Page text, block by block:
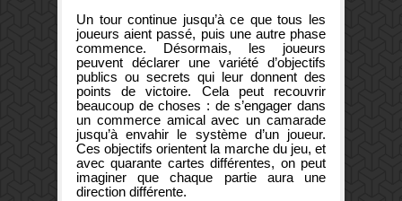
Un tour continue jusqu’à ce que tous les
joueurs aient passé, puis une autre phase
commence. Désormais, les joueurs
peuvent déclarer une variété d’objectifs
publics ou secrets qui leur donnent des
points de victoire. Cela peut recouvrir
beaucoup de choses : de s’engager dans
un commerce amical avec un camarade
jusqu’à envahir le système d’un joueur.
Ces objectifs orientent la marche du jeu, et
avec quarante cartes différentes, on peut
imaginer que chaque partie aura une
direction différente.